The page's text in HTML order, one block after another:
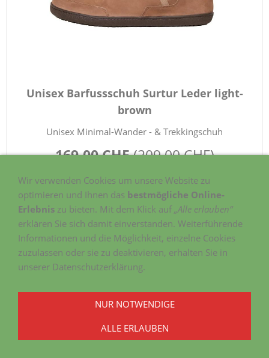
Unisex Barfussschuh Surtur Leder light-
brown
Unisex Minimal-Wander - & Trekkingschuh
169.00 CHF(209.00 CHF)
(Inkl. 8.1 % USt. zzgl.Versand)
Wir verwenden Cookies um unsere Website zu
optimieren und Ihnen das bestmögliche Online-
Erlebnis zu bieten. Mit dem Klick auf„Alle erlauben“
erklären Sie sich damit einverstanden. Weiterführende
Informationen und die Möglichkeit, einzelne Cookies
zuzulassen oder sie zu deaktivieren, erhalten Sie in
unserer Datenschutzerklärung.
NUR NOTWENDIGE
ALLE ERLAUBEN